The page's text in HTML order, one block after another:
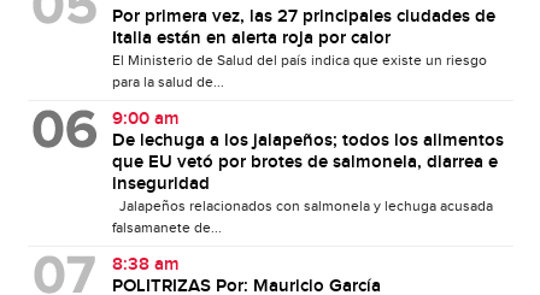
Por primera vez, las 27 principales ciudades de
Italia están en alerta roja por calor
El Ministerio de Salud del país indica que existe un riesgo
para la salud de...
9:00 am
De lechuga a los jalapeños; todos los alimentos
que EU vetó por brotes de salmonela, diarrea e
inseguridad
Jalapeños relacionados con salmonela y lechuga acusada
falsamanete de...
8:38 am
POLITRIZAS Por: Mauricio García